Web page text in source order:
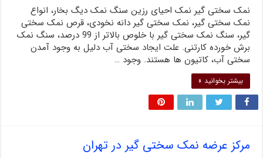
نمک سختی گیر نمک احیای رزین سنگ نمک دیگ بخار، انواع
نمک سختی گیر، نمک سختی گیر دانه نخودی، قرص نمک سختی
گیر، سنگ نمک سختی گیر با خلوص بالاتر از 99 درصد، سنگ نمک
برش خورده کارتنی. علت ایجاد سختی آب دلیل به وجود آمدن
سختی آب، کاتیون ها هستند. وجود …
بیشتر بخوانید »
مرکز عرضه نمک سختی گیر در تهران